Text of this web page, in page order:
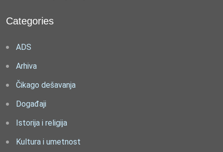
Categories
ADS
Arhiva
Čikago dešavanja
Događaji
Istorija i religija
Kultura i umetnost